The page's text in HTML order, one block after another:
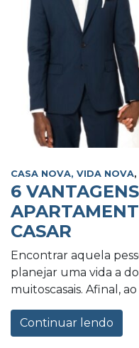
CASA NOVA, VIDA NOVA,
6
CASAR
Encontrar aquela
planejar uma vida a
muitoscasais. Afinal,
Continuar lendo